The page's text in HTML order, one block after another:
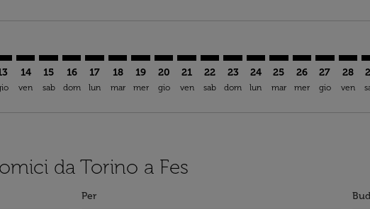
14
ven
15
sab
16
dom
17
lun
18
mar
19
mer
20
gio
21
ven
22
sab
23
dom
24
lun
25
mar
26
mer
27
gio
28
ven
da Torino a Fes
Per